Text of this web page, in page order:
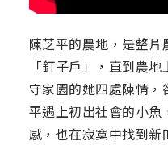
陳芝平的農地，是整
「釘子戶」，直到農
守家園的她四處陳情
平遇上初出社會的小
感，也在寂寞中找到